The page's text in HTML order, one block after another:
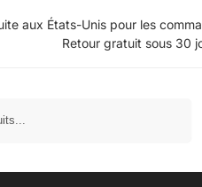
aux États-Unis pour les
Retour gratuit sous 30